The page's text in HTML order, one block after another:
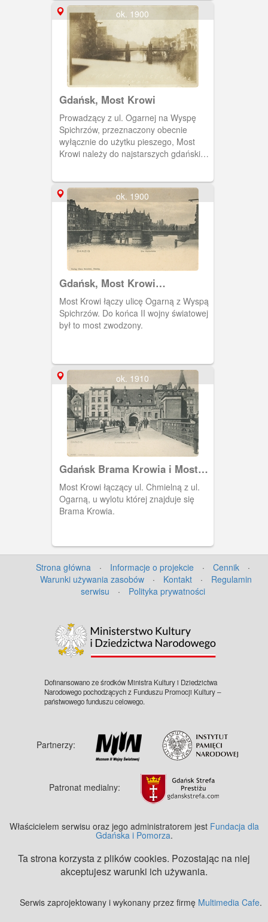
jako tzw. Kładkę Krowią, służącą
głównie do przepędzenia tędy na
pastwiska (przed ubojem) stad bydła
należącego do gdańskich rzeźników.
ok. 1900
Gdańsk, Most Krowi
Prowadzący z ul. Ogarnej na Wyspę
Spichrzów, przeznaczony obecnie
wyłącznie do użytku pieszego, Most
Krowi należy do najstarszych gdańskich
jako tzw. Kładkę Krowią, służącą
głównie do przepędzenia tędy na
pastwiska (przed ubojem) stad bydła
należącego do gdańskich rzeźników.
ok. 1900
Gdańsk, Most Krowi
(Kuhbrucke)
Most Krowi łączy ulicę Ogarną z Wyspą
Spichrzów. Do końca II wojny światowej
był to most zwodzony.
ok. 1910
Gdańsk Brama Krowia i Most
Krowi, Danzig Kuhtor und
Kuhnbrücke
Most Krowi łączący ul. Chmielną z ul.
Ogarną, u wylotu której znajduje się
Brama Krowia.
Strona główna · Informacje o projekcie · Cennik
·
Warunki używania zasobów
· Kontakt ·
Regulamin
serwisu
· Polityka prywatności
Dofinansowano ze środków Ministra Kultury i Dziedzictwa
Narodowego pochodzących z Funduszu Promocji Kultury –
państwowego funduszu celowego.
Partnerzy:
Patronat medialny:
Właścicielem serwisu oraz jego administratorem jest Fundacja dla
Gdańska i Pomorza.
Ta strona korzysta z plików cookies. Pozostając na niej
akceptujesz warunki ich używania.
Serwis zaprojektowany i wykonany przez firmę Multimedia Cafe.